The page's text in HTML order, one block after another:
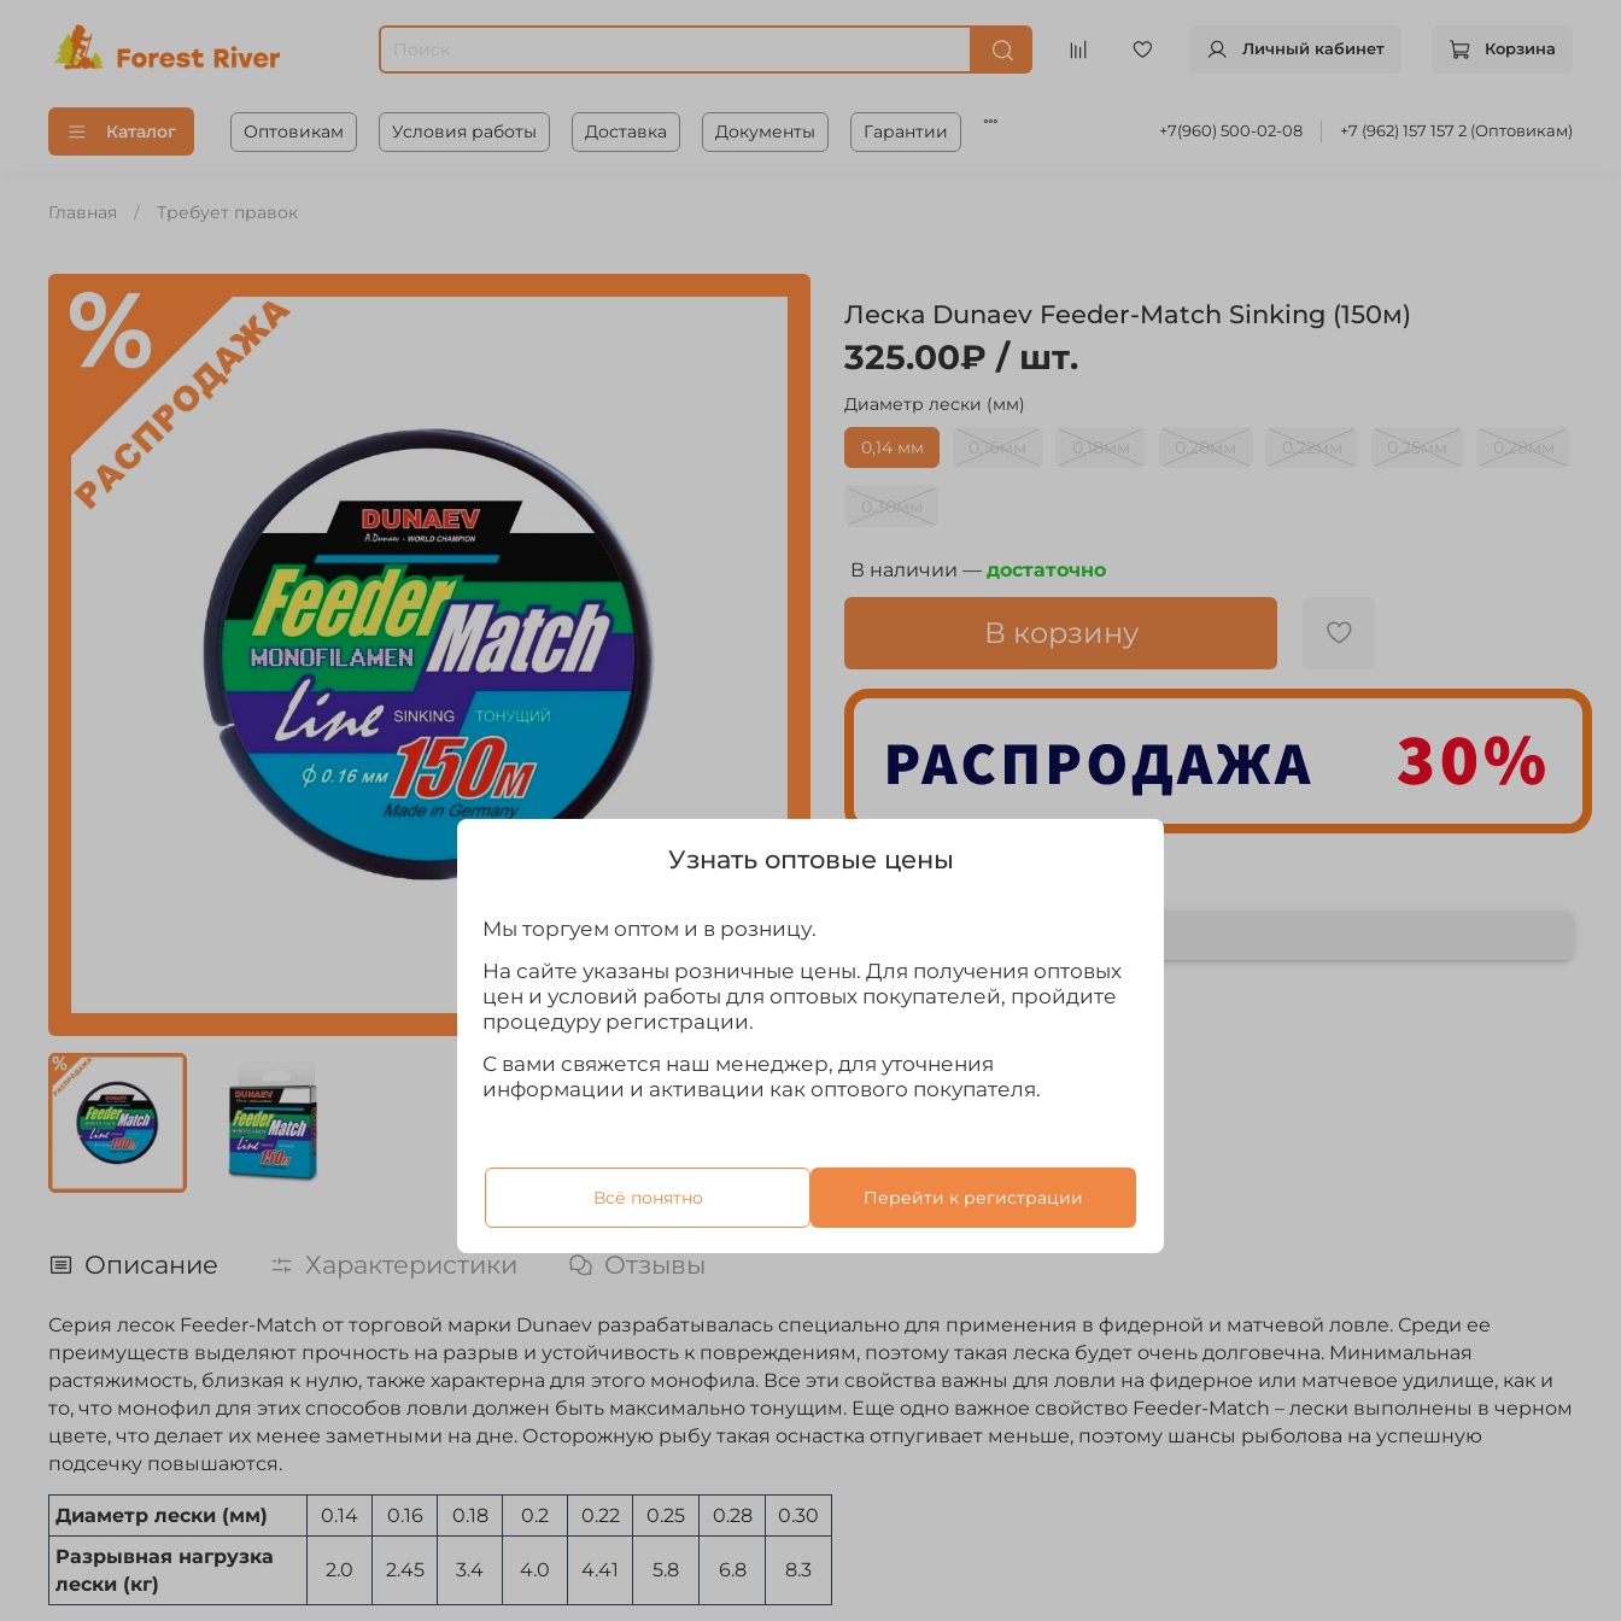
Личный кабинет Корзина
Каталог Оптовикам Условия работы Доставка Документы Гарантии +7(960) 500-02-08 +7 (962) 157 157 2 (Оптовикам)
Главная Требует правок
Леска Dunaev Feeder-Match Sinking (150м)
325.00₽ / шт.
В наличии — достаточно
В корзину
Диаметр лески (мм)
0,14 мм
0,16мм 0,18мм 0,20мм 0,22мм 0,25мм 0,28мм
0,30мм
Описание Характеристики Отзывы
Серия лесок Feeder-Match от торговой марки Dunaev разрабатывалась специально для применения в фидерной и матчевой ловле. Среди ее
преимуществ выделяют прочность на разрыв и устойчивость к повреждениям, поэтому такая леска будет очень долговечна. Минимальная
растяжимость, близкая к нулю, также характерна для этого монофила. Все эти свойства важны для ловли на фидерное или матчевое удилище, как и
то, что монофил для этих способов ловли должен быть максимально тонущим. Еще одно важное свойство Feeder-Match – лески выполнены в черном
цвете, что делает их менее заметными на дне. Осторожную рыбу такая оснастка отпугивает меньше, поэтому шансы рыболова на успешную
подсечку повышаются.
Диаметр лески (мм) 0.14 0.16 0.18 0.2 0.22 0.25 0.28
0.30
Разрывная нагрузка
лески (кг)
2.0 2.45 3.4 4.0 4.41 5.8 6.8 8.3
Узнать оптовые цены
Мы торгуем оптом и в розницу.
На сайте указаны розничные цены. Для получения оптовых
цен и условий работы для оптовых покупателей, пройдите
процедуру регистрации.
С вами свяжется наш менеджер, для уточнения
информации и активации как оптового покупателя.
Всё понятно Перейти к регистрации